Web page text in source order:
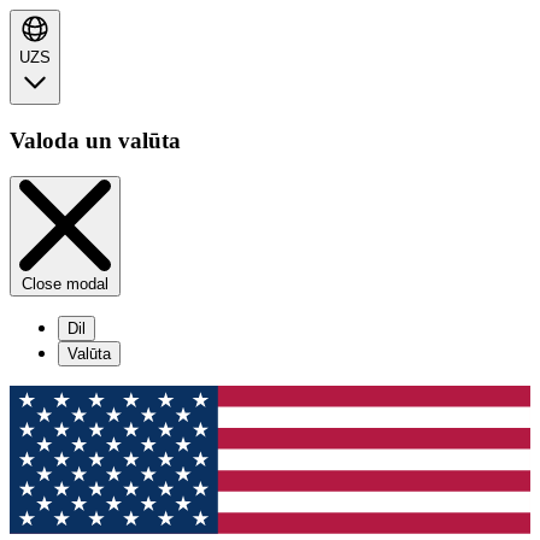
UZS
Valoda un valūta
Close modal
Dil
Valūta